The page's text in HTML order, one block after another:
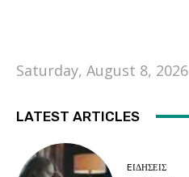
Saturday, August 8, 2026
LATEST ARTICLES
EΙΔΗΣΕΙΣ